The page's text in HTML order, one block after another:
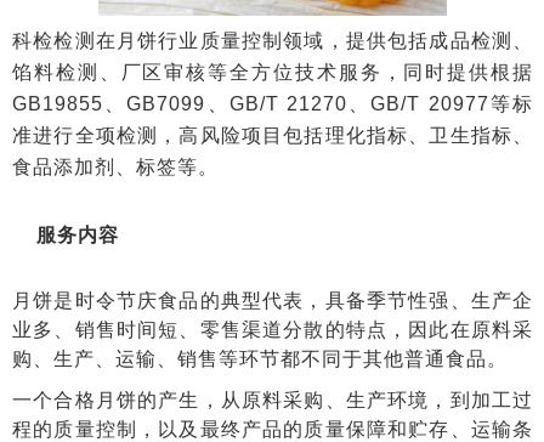
科检检测在月饼行业质量控制领域，提供包括成品检测、
馅料检测、厂区审核等全方位技术服务，同时提供根据
GB19855、GB7099、GB/T 21270、GB/T 20977等标
准进行全项检测，高风险项目包括理化指标、卫生指标、
食品添加剂、标签等。
服务内容
月饼是时令节庆食品的典型代表，具备季节性强、生产企
业多、销售时间短、零售渠道分散的特点，因此在原料采
购、生产、运输、销售等环节都不同于其他普通食品。
一个合格月饼的产生，从原料采购、生产环境，到加工过
程的质量控制，以及最终产品的质量保障和贮存、运输条